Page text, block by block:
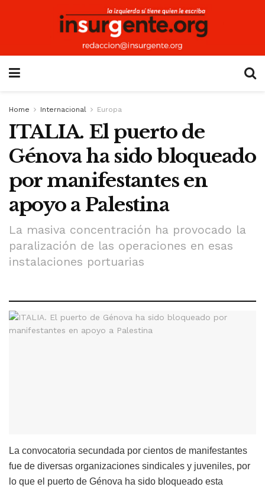
Home Internacional Europa
ITALIA. El puerto de
Génova ha sido bloqueado
por manifestantes en
apoyo a Palestina
La masiva concentración ha provocado la
paralización de las operaciones en esas
instalaciones portuarias
La convocatoria secundada por cientos de manifestantes
fue de diversas organizaciones sindicales y juveniles, por
lo que el puerto de Génova ha sido bloqueado esta